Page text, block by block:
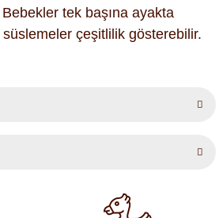
Bebekler tek başına ayakta
çeşitlilik gösterebilir.
noktaları öneri formunu